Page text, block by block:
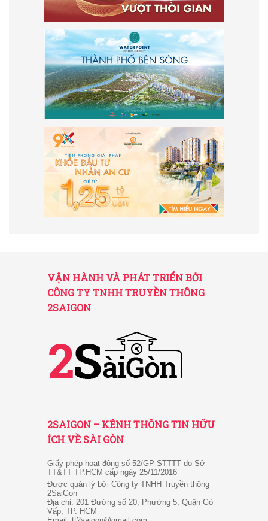
VẬN HÀNH VÀ PHÁT TRIỂN BỞI
CÔNG TY TNHH TRUYỀN THÔNG
2SAIGON
2SAIGON – KÊNH THÔNG TIN HỮU
ÍCH VỀ SÀI GÒN
Giấy phép hoạt động số 52/GP-STTTT do Sở
TT&TT TP.HCM cấp ngày 25/11/2016
Được quản lý bởi Công ty TNHH Truyền thông
2SaiGon
Địa chỉ: 201 Đường số 20, Phường 5, Quận Gò
Vấp, TP. HCM